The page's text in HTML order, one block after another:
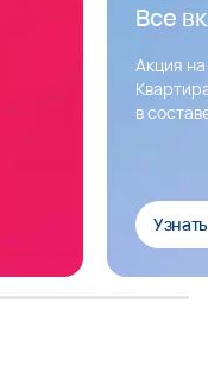
Все
Акция
в